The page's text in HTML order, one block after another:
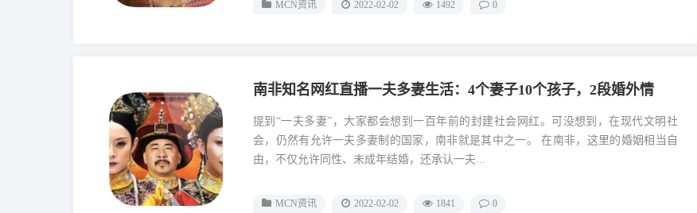
MCN资讯 2022-02-02 1492 0
南非知名网红直播一夫多妻生活：4个妻子10个孩子，2段婚外情
提到“一夫多妻”，大家都会想到一百年前的封建社会网红。可没想到，在现代文明社
会，仍然有允许一夫多妻制的国家，南非就是其中之一。 在南非，这里的婚姻相当自
由，不仅允许同性、未成年结婚，还承认一夫...
MCN资讯 2022-02-02 1841 0